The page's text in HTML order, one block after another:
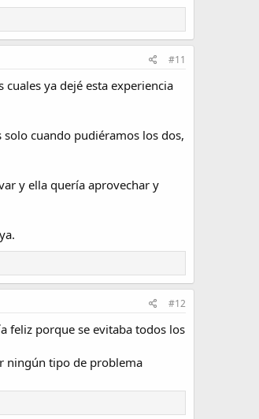
#11
ya dejé esta experiencia
cuando pudiéramos los dos,
y ella quería aprovechar y
#12
feliz porque se evitaba todos los
ningún tipo de problema